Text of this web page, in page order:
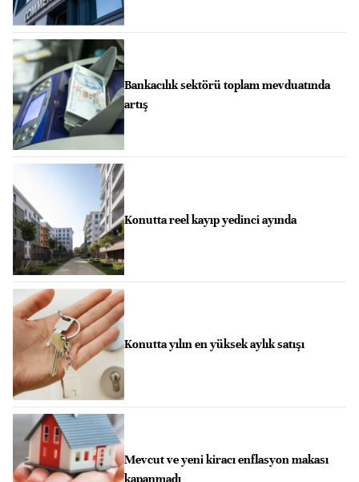
Bankacılık sektörü toplam mevduatında
artış
Konutta reel kayıp yedinci ayında
Konutta yılın en yüksek aylık satışı
Mevcut ve yeni kiracı enflasyon makası
kapanmadı